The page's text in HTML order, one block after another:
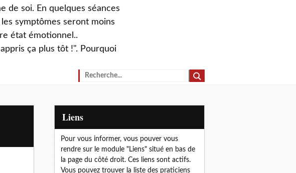
de soi. En quelques séances
symptômes seront moins
état émotionnel..
ça plus tôt !". Pourquoi
Liens
Pour vous informer, vous pouver vous
rendre sur le module "Liens" situé en bas de
la page du côté droit. Ces liens sont actifs.
Vous pouvez trouver la liste des praticiens